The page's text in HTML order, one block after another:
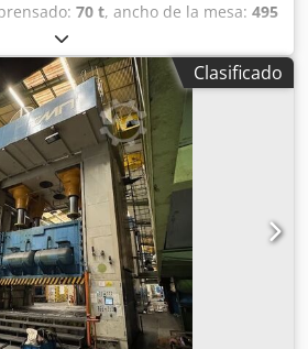
70 t, ancho de la mesa: 495
650 mm
t Carrera, mín.: 10 mm Carrera,
Se Algskr Longitud de la mesa:
495 mm Ancho del soporte: 400
MÁQUINA Sistema de control: CNC
(largo x ancho x alto):
Peso en vacío: 9.000 kg Paquetes
EQUIPAMIENTO Documentación
Clasificado